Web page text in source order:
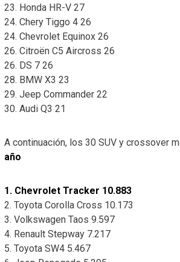
23. Honda HR-V 27
24. Chery Tiggo 4 26
24. Chevrolet Equinox 26
26. Citroën C5 Aircross 26
26. DS 7 26
28. BMW X3 23
29. Jeep Commander 22
30. Audi Q3 21
A continuación, los 30 SUV y crossover
año
1. Chevrolet Tracker 10.883
2. Toyota Corolla Cross 10.173
3. Volkswagen Taos 9.597
4. Renault Stepway 7.217
5. Toyota SW4 5.467